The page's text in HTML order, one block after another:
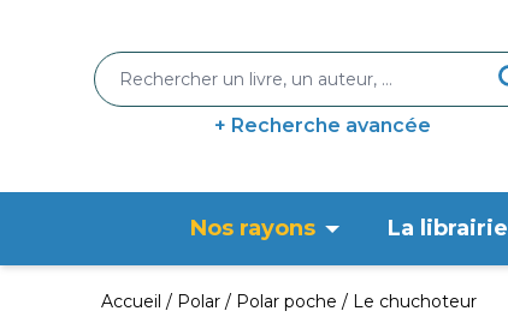
+ Recherche avancée
Nos rayons La librairie
Accueil Polar Polar poche Le chuchoteur